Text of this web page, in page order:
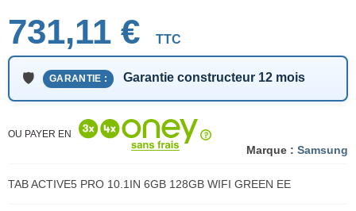
Marque : Samsung
731,11 € TTC
GARANTIE : Garantie constructeur 12 mois
OU PAYER EN
TAB ACTIVE5 PRO 10.1IN 6GB 128GB WIFI GREEN EE